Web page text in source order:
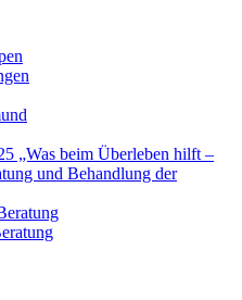
„Was beim Überleben hilft –
und Behandlung der